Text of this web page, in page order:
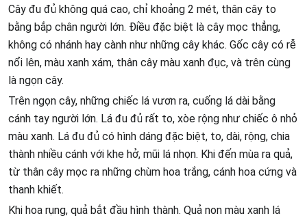
Cây đu đủ không quá cao, chỉ khoảng 2 mét, thân cây to
bằng bắp chân người lớn. Điều đặc biệt là cây mọc thẳng,
không có nhánh hay cành như những cây khác. Gốc cây có rễ
nổi lên, màu xanh xám, thân cây màu xanh đục, và trên cùng
là ngọn cây.
Trên ngọn cây, những chiếc lá vươn ra, cuống lá dài bằng
cánh tay người lớn. Lá đu đủ rất to, xòe rộng như chiếc ô nhỏ
màu xanh. Lá đu đủ có hình dáng đặc biệt, to, dài, rộng, chia
thành nhiều cánh với khe hở, mũi lá nhọn. Khi đến mùa ra quả,
từ thân cây mọc ra những chùm hoa trắng, cánh hoa cứng và
thanh khiết.
Khi hoa rụng, quả bắt đầu hình thành. Quả non màu xanh lá